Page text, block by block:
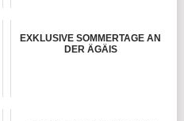
EXKLUSIVE SOMMERTAGE AN
DER ÄGÄIS